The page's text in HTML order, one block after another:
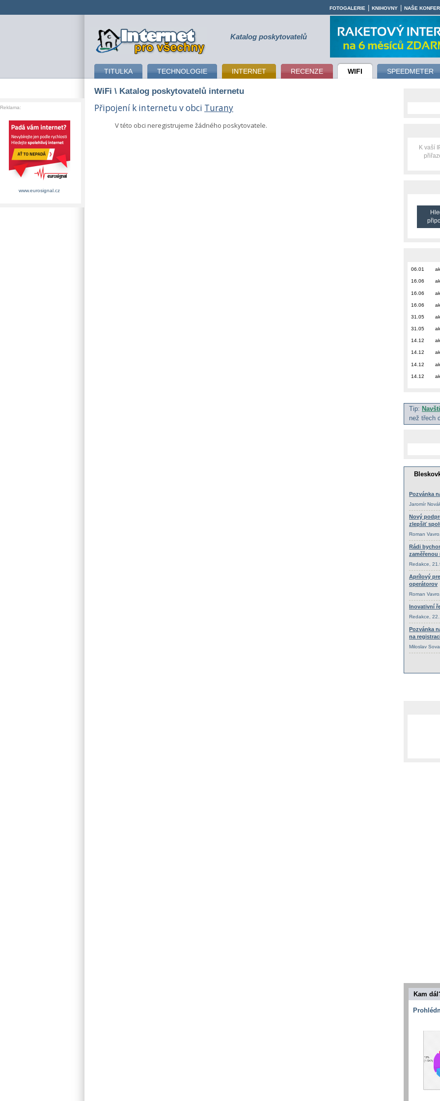
připojení k internetu Katalog poskytovatelů
TITULKA TECHNOLOGIE INTERNET RECENZE WIFI SPEEDMETER
FOTOGALERIE KNIHOVNY NAŠE
WiFi \ Katalog poskytovatelů internetu
Připojení k internetu v obci Turany
V této obci neregistrujeme žádného poskytovatele.
K vaší
06.01
16.06
16.06
16.06
31.05
31.05
14.12
14.12
14.12
14.12
Tip:
než třech
Kam
Reklama:
www.eurosignal.cz